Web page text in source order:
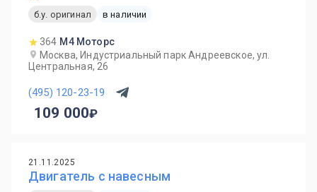
б.у. оригинал в наличии
364 М4 Моторс
Москва, Индустриальный парк Андреевское, ул.
Центральная, 26
(495) 120-23-19
109 000
21.11.2025
Двигатель с навесным